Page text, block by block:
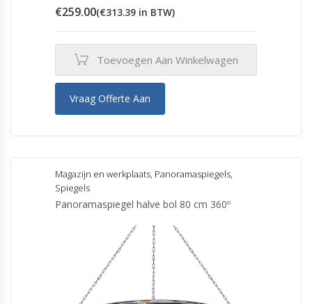
€259.00(€313.39 in BTW)
Toevoegen Aan Winkelwagen
Vraag Offerte Aan
Magazijn en werkplaats, Panoramaspiegels,
Spiegels
Panoramaspiegel halve bol 80 cm 360º